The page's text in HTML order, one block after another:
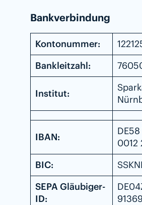
Bankverbindung
Kontonummer:
Bankleitzahl:
Institut:
IBAN:
0012
BIC:
SEPA Gläubiger-
ID:
91369